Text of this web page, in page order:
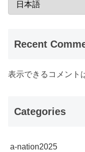
Recent
表示できるコメント
Categories
a-nation2025